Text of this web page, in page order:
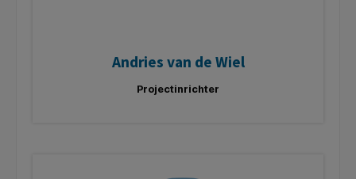
Andries van de Wiel
Projectinrichter